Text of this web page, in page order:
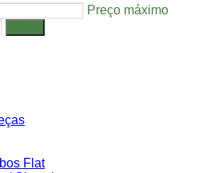
Preço máximo
Flat